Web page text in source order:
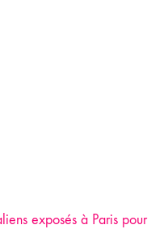
exposés à Paris pour